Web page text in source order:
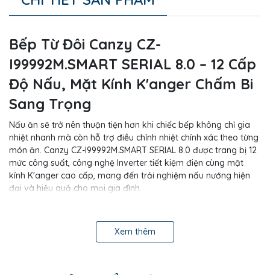
Bếp Từ Đôi Canzy CZ-
I99992M.SMART SERIAL 8.0 – 12 Cấp
Độ Nấu, Mặt Kính K'anger Chấm Bi
Sang Trọng
Nấu ăn sẽ trở nên thuận tiện hơn khi chiếc bếp không chỉ gia
nhiệt nhanh mà còn hỗ trợ điều chỉnh nhiệt chính xác theo từng
món ăn. Canzy CZ-I99992M.SMART SERIAL 8.0 được trang bị 12
mức công suất, công nghệ Inverter tiết kiệm điện cùng mặt
kính K'anger cao cấp, mang đến trải nghiệm nấu nướng hiện
đại và hiệu quả cho mọi gia đình.
phố đến các căn bếp thiết kế hiện đại.
Mặt Kính K'anger Chống Xước – Hiệu Ứng
Xem thêm